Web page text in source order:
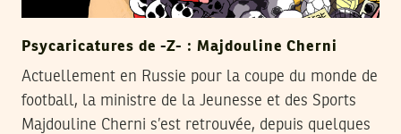
Psycaricatures de -Z- : Majdouline Cherni
Actuellement en Russie pour la coupe du monde de
football, la ministre de la Jeunesse et des Sports
Majdouline Cherni s’est retrouvée, depuis quelques